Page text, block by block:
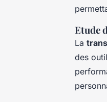
Etude
La
des